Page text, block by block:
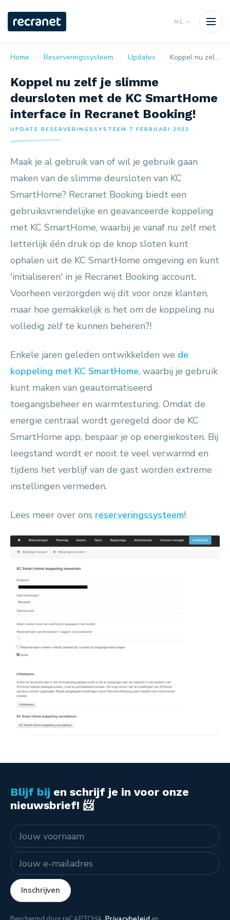
NL
Home Reserveringssysteem Updates Koppel nu zelf je slimme deursloten met de KC SmartHome interface in Recranet Booking!
Koppel nu zelf je slimme
deursloten met de KC SmartHome
interface in Recranet Booking!
UPDATE RESERVERINGSSYSTEEM 7 FEBRUARI 2023
Maak je al gebruik van of wil je gebruik gaan
maken van de slimme deursloten van KC
SmartHome? Recranet Booking biedt een
gebruiksvriendelijke en geavanceerde koppeling
met KC SmartHome, waarbij je vanaf nu zelf met
letterlijk één druk op de knop sloten kunt
ophalen uit de KC SmartHome omgeving en kunt
'initialiseren' in je Recranet Booking account.
Voorheen verzorgden wij dit voor onze klanten,
maar hoe gemakkelijk is het om de koppeling nu
volledig zelf te kunnen beheren?!
Enkele jaren geleden ontwikkelden we de
koppeling met KC SmartHome, waarbij je gebruik
kunt maken van geautomatiseerd
toegangsbeheer en warmtesturing. Omdat de
energie centraal wordt geregeld door de KC
SmartHome app, bespaar je op energiekosten. Bij
leegstand wordt er nooit te veel verwarmd en
tijdens het verblijf van de gast worden extreme
instellingen vermeden.
Lees meer over ons reserveringssysteem!
Blijf bij en schrijf je in voor onze
nieuwsbrief! 📨
Naam
E-mailadres
Inschrijven